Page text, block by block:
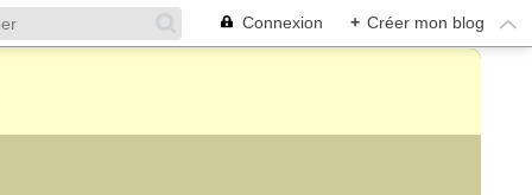
Connexion + Créer mon blog